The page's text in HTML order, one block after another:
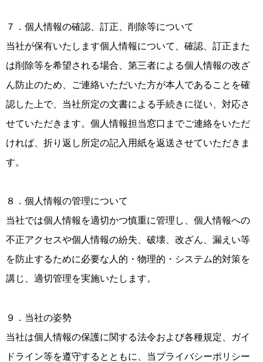
７．個人情報の確認、訂正、削除等について
当社が保有いたします個人情報について、確認、訂正また
は削除等を希望される場合、第三者による個人情報の改ざ
ん防止のため、ご連絡いただいた方が本人であることを確
認した上で、当社所定の文書による手続きに従い、対応さ
せていただきます。個人情報担当窓口までご連絡をいただ
ければ、折り返し所定の記入用紙を返送させていただきま
す。
８．個人情報の管理について
当社では個人情報を適切かつ慎重に管理し、個人情報への
不正アクセスや個人情報の紛失、破壊、改ざん、漏えい等
を防止するために必要な人的・物理的・システム的対策を
講じ、適切管理を実施いたします。
９．当社の姿勢
当社は個人情報の保護に関する法令および各種規定、ガイ
ドライン等を遵守するとともに、当プライバシーポリシー